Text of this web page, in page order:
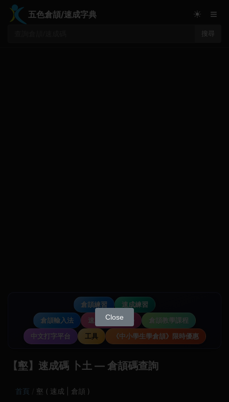
五色倉頡/速成字典
搜尋
☀ ≡
倉頡練習
速成練習
倉頡輸入法
速成輸入法教學
倉頡教學課程
中文打字平台
工具 《中小學生學倉頡》限時優惠
【壑】速成碼 卜土 — 倉頡碼查詢
首頁 壑 ( 速成 | 倉頡 )
Close